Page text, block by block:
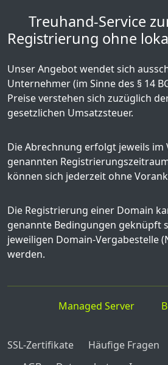
Treuhand-Service
Registrierung ohne
Unser Angebot wendet sich
Unternehmer (im Sinne des § 14
Preise verstehen sich zuzüglich
gesetzlichen Umsatzsteuer.
Die Abrechnung erfolgt jeweils im
genannten
können sich jederzeit ohne
Die Registrierung einer Domain
genannte Bedingungen geknüpft
jeweiligen Domain-Vergabestelle
werden.
Managed Server
SSL-Zertifikate
Häufige Fragen